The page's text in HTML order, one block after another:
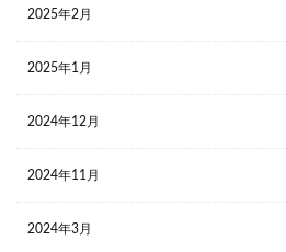
2025年2月
2025年1月
2024年12月
2024年11月
2024年3月